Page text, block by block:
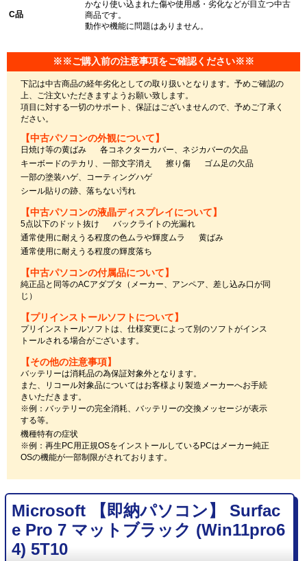
C品
かなり使い込まれた傷や使用感・劣化などが目立つ中古
商品です。
動作や機能に問題はありません。
※※ご購入前の注意事項をご確認ください※※
下記は中古商品の経年劣化としての取り扱いとなります。予めご確認の
上、ご注文いただきますようお願い致します。
項目に対する一切のサポート、保証はございませんので、予めご了承く
ださい。
【中古パソコンの外観について】
日焼け等の黄ばみ
各コネクターカバー、ネジカバーの欠品
キーボードのテカリ、一部文字消え
擦り傷
ゴム足の欠品
一部の塗装ハゲ、コーティングハゲ
シール貼りの跡、落ちない汚れ
【中古パソコンの液晶ディスプレイについて】
5点以下のドット抜け
バックライトの光漏れ
通常使用に耐えうる程度の色ムラや輝度ムラ
黄ばみ
通常使用に耐えうる程度の輝度落ち
【中古パソコンの付属品について】
純正品と同等のACアダプタ（メーカー、アンペア、差し込み口が同
じ）
【プリインストールソフトについて】
プリインストールソフトは、仕様変更によって別のソフトがインス
トールされる場合がございます。
【その他の注意事項】
バッテリーは消耗品の為保証対象外となります。
また、リコール対象品についてはお客様より製造メーカーへお手続
きいただきます。
※例：バッテリーの完全消耗、バッテリーの交換メッセージが表示
する等。
機種特有の症状
※例：再生PC用正規OSをインストールしているPCはメーカー純正
OSの機能が一部制限がされております。
Microsoft 【即納パソコン】 Surfac
e Pro 7 マットブラック (Win11pro6
4) 5T10